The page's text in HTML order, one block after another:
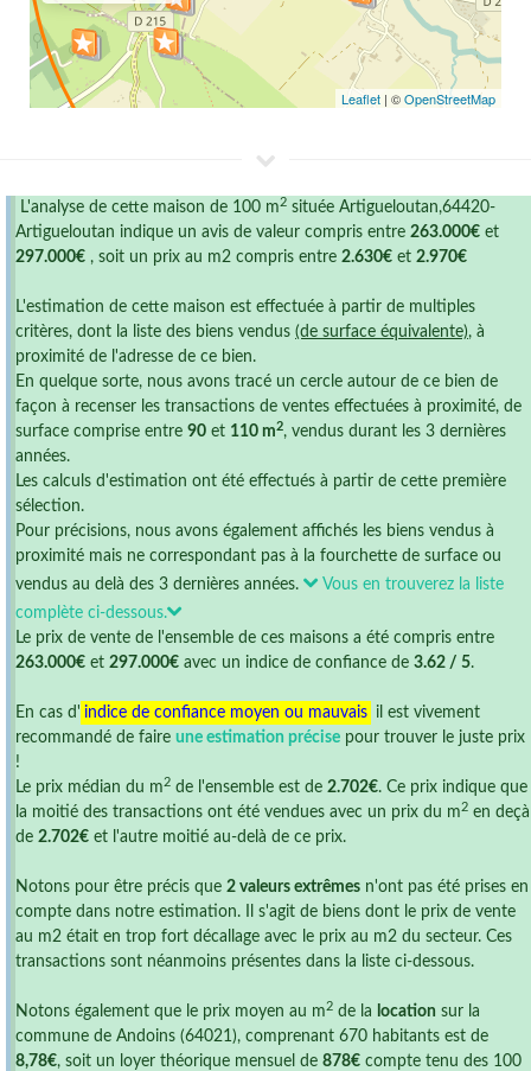
Leaflet | ©OpenStreetMap
L'analyse de cette maison de 100 m 2 située Artigueloutan,64420-
Artigueloutan indique un avis de valeur compris entre 263.000€ et
297.000€ , soit un prix au m2 compris entre 2.630€ et 2.970€
L'estimation de cette maison est effectuée à partir de multiples
critères, dont la liste des biens vendus (de surface équivalente), à
proximité de l'adresse de ce bien.
En quelque sorte, nous avons tracé un cercle autour de ce bien de
façon à recenser les transactions de ventes effectuées à proximité, de
surface comprise entre 90 et 110 m2, vendus durant les 3 dernières
années.
Les calculs d'estimation ont été effectués à partir de cette première
sélection.
Pour précisions, nous avons également affichés les biens vendus à
proximité mais ne correspondant pas à la fourchette de surface ou
vendus au delà des 3 dernières années.
Vous en trouverez la liste
complète ci-dessous.
Le prix de vente de l'ensemble de ces maisons a été compris entre
263.000€ et 297.000€ avec un indice de confiance de 3.62 / 5.
En cas d' indice de confiance moyen ou mauvais il est vivement
recommandé de faire une estimation précise pour trouver le juste prix
!
Le prix médian du m 2 de l'ensemble est de 2.702€. Ce prix indique que
la moitié des transactions ont été vendues avec un prix du m 2 en deçà
de 2.702€ et l'autre moitié au-delà de ce prix.
Notons pour être précis que 2 valeurs extrêmes n'ont pas été prises en
compte dans notre estimation. Il s'agit de biens dont le prix de vente
au m2 était en trop fort décallage avec le prix au m2 du secteur. Ces
transactions sont néanmoins présentes dans la liste ci-dessous.
Notons également que le prix moyen au m 2 de la location sur la
commune de Andoins (64021), comprenant 670 habitants est de
8,78€, soit un loyer théorique mensuel de 878€ compte tenu des 100